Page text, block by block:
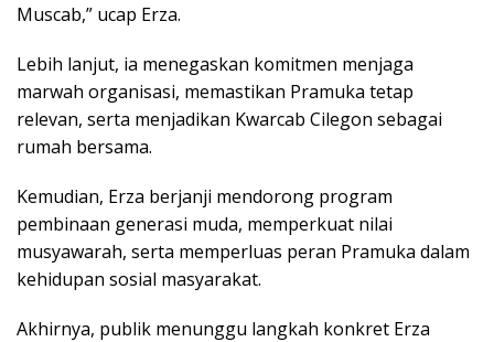
Muscab,” ucap Erza.
Lebih lanjut, ia menegaskan komitmen menjaga
marwah organisasi, memastikan Pramuka tetap
relevan, serta menjadikan Kwarcab Cilegon sebagai
rumah bersama.
Kemudian, Erza berjanji mendorong program
pembinaan generasi muda, memperkuat nilai
musyawarah, serta memperluas peran Pramuka dalam
kehidupan sosial masyarakat.
Akhirnya, publik menunggu langkah konkret Erza